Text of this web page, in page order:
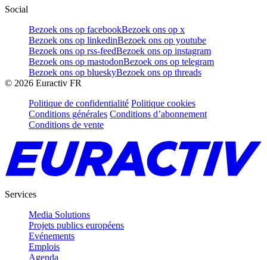
Social
Bezoek ons op facebookBezoek ons op x
Bezoek ons op linkedinBezoek ons op youtube
Bezoek ons op rss-feedBezoek ons op instagram
Bezoek ons op mastodonBezoek ons op telegram
Bezoek ons op blueskyBezoek ons op threads
© 2026 Euractiv FR
Politique de confidentialité Politique cookies
Conditions générales Conditions d’abonnement
Conditions de vente
Services
Media Solutions
Projets publics européens
Evénements
Emplois
Agenda